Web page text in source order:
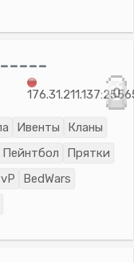
-----
0
Ивенты
Кланы
Пейнтбол
Прятки
BedWars